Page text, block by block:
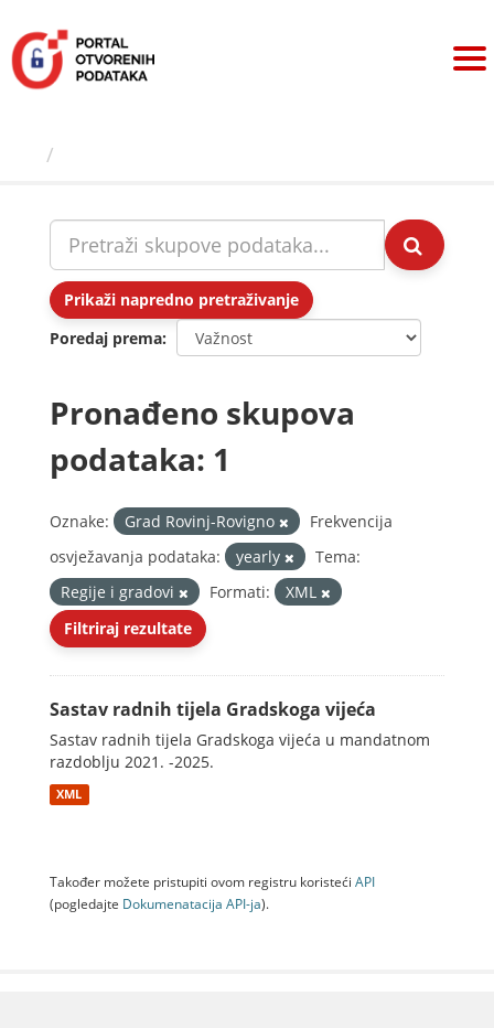
sadržaj
Prikaži napredno pretraživanje
Poredaj prema
Pronađeno skupova
podataka: 1
Oznake: Grad Rovinj-Rovigno
Frekvencija
osvježavanja podataka:
yearly
Tema:
Regije i gradovi
Formati:
XML
Filtriraj rezultate
Sastav radnih tijela Gradskoga vijeća
Sastav radnih tijela Gradskoga vijeća u mandatnom
razdoblju 2021. -2025.
XML
Također možete pristupiti ovom registru koristeći API
(pogledajte Dokumenаtаcijа API-jа).